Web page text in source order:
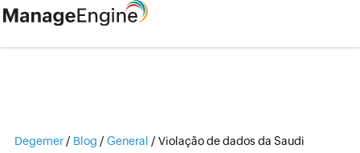
Degemer / Blog / General / Violação de dados da Saudi